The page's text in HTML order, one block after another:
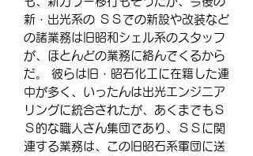
新・出光系の ＳＳでの新設や改装など
の諸業務は旧昭和シェル系のスタッフ
が、ほとんどの業務に絡んでくるから
だ。 彼らは旧・昭石化工に在籍した連
中が多く、いったんは出光エンジニア
リングに統合されたが、あくまでもＳ
Ｓ的な職人さん集団であり、ＳＳに関
連する業務は、この旧昭石系軍団に送